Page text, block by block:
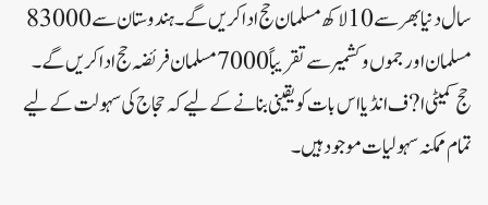
سال دنیا بھر سے 10 لاکھ مسلمان حج ادا کریں گے۔ ہندوستان سے 83000
مسلمان اور جموں و کشمیر سے تقریباً 7000 مسلمان فریضہ حج ادا کریں گے۔
حج کمیٹی ا?ف انڈیا اس بات کو یقینی بنانے کے لیے کہ حجاج کی سہولت کے لیے
تمام ممکنہ سہولیات موجود ہیں۔